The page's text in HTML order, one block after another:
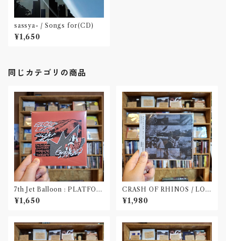
sassya- / Songs for(CD)
¥1,650
同じカテゴリの商品
7th Jet Balloon : PLATFOR
M SPLIT EP(CD)〝長野〟×
〝大阪〟
¥1,650
CRASH OF RHINOS / LOG
BOOK(CD)
¥1,980